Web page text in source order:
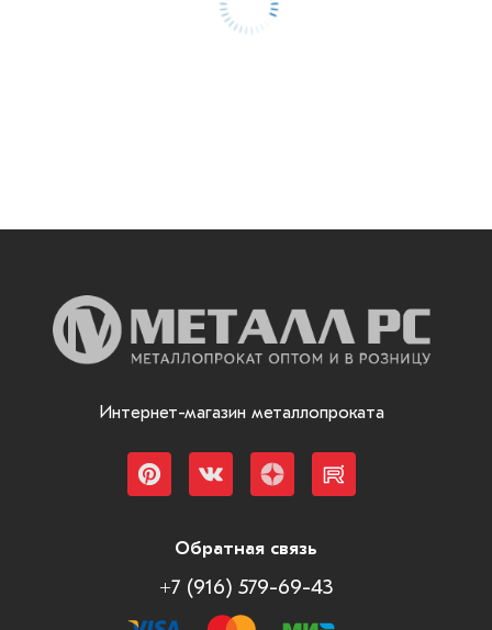
Интернет-магазин металлопроката
Обратная связь
+7 (916) 579-69-43